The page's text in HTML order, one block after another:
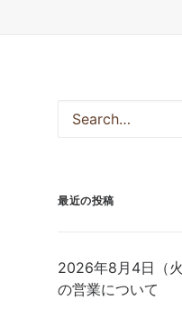
最近の投稿
2026年8月4日（
の営業について